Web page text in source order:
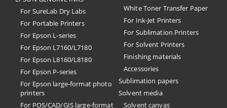
For SureLab Dry Labs
For Portable Printers
For Epson L-series
For Epson L7160/L7180
For Epson L8160/L8180
For Epson P-series
For Epson large-format photo
printers
For POS/CAD/GIS large-format
White Toner Transfer Paper
For Ink-Jet Printers
For Sublimation Printers
For Solvent Printers
Finishing materials
Accessories
Sublimation papers
Solvent media
Solvent canvas